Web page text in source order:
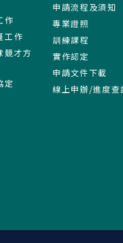
作
工作
競才方
定
申請流程及須知
專業證照
訓練課程
實作認定
申請文件下載
線上申辦/進度查